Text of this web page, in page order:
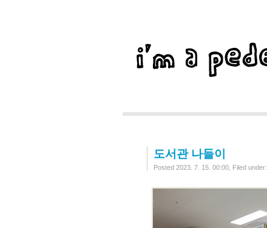
도서관 나들이
Posted 2023. 7. 15. 00:00, Filed under: